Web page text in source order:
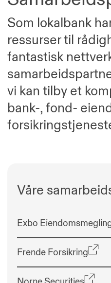
Som lokalbank
ressurser til
fantastisk
vi kan tilby et
bank-, fond-
Våre
Exbo
Frende Forsikring